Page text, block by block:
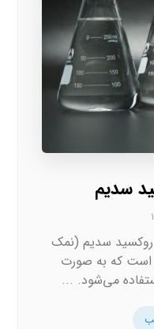
سدیم
سدیم (نمک
که به صورت
می‌شود. ...